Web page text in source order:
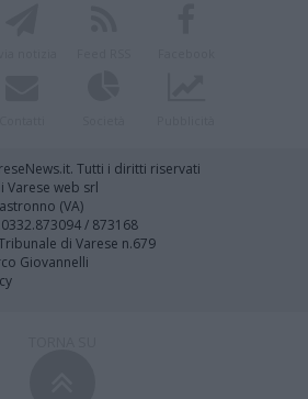
Tutti i diritti riservati
Varese web srl
(VA)
/ 873168
di Varese n.679
Giovannelli